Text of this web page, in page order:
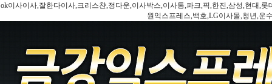
ok이사이사,잘한다이사,크리스챤,정다운,이사박스,이사통,파크,픽,한진,삼성,현대,
원익스프레스,백호,LG이사몰,청년,운